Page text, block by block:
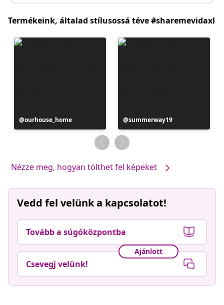
Termékeink, általad stílusossá téve #sharemevidaxl
Bejegyzés
közzétevője
ourhouse_home
Bejegyzés
közzétevője
summerway19
Nézze meg, hogyan tölthet fel képeket
Vedd fel velünk a kapcsolatot!
Tovább a súgóközpontba
Ajánlott
Csevegj velünk!